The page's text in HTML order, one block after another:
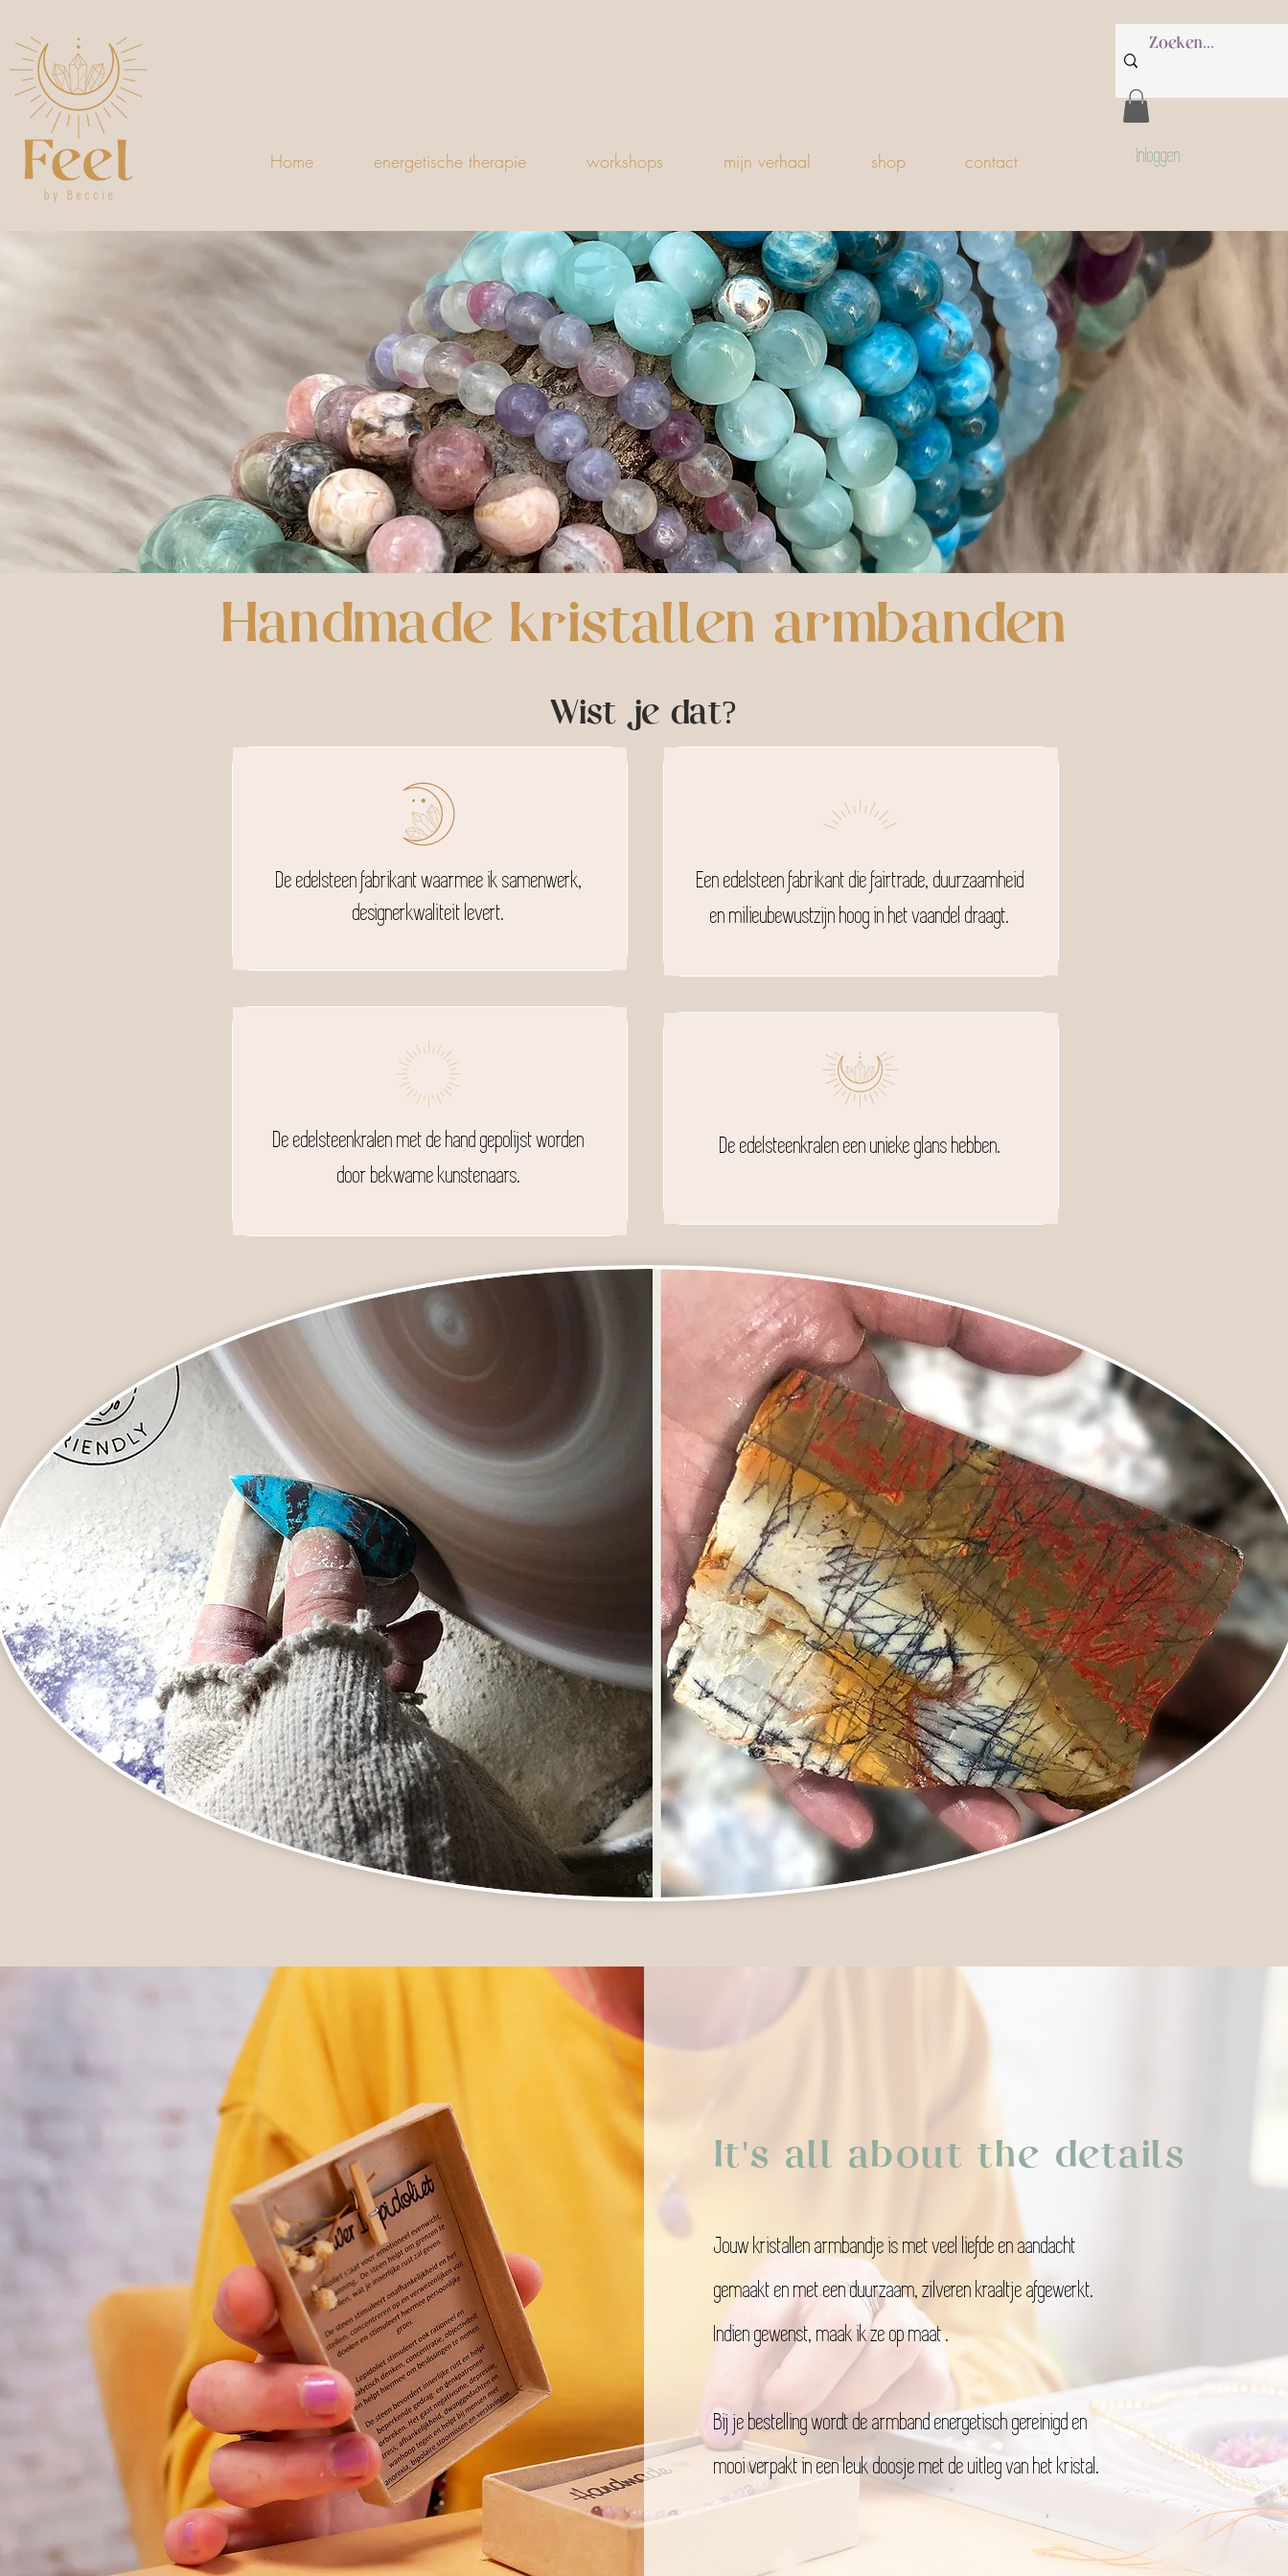
Home energetische therapie workshops mijn verhaal shop contact Inloggen
Handmade kristallen armbanden
Wist je dat?
De edelsteen fabrikant waarmee ik samenwerk,
designerkwaliteit levert.
De edelsteenkralen met de hand gepolijst worden
door bekwame kunstenaars.
Een edelsteen fabrikant die fairtrade, duurzaamheid
en milieubewustzijn hoog in het vaandel draagt.
De edelsteenkralen een unieke glans hebben.
It's all about the details
Jouw kristallen armbandje is met veel liefde en aandacht
gemaakt en met een duurzaam, zilveren kraaltje afgewerkt.
Indien gewenst, maak ik ze op maat .
Bij je bestelling wordt de armband energetisch gereinigd en
mooi verpakt in een leuk doosje met de uitleg van het kristal.